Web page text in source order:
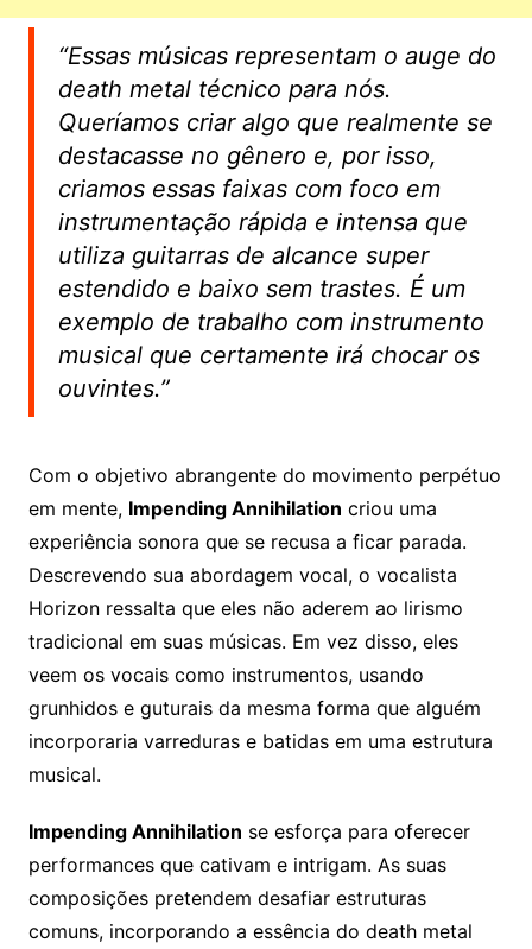
“Essas músicas representam o auge do
death metal técnico para nós.
Queríamos criar algo que realmente se
destacasse no gênero e, por isso,
criamos essas faixas com foco em
instrumentação rápida e intensa que
utiliza guitarras de alcance super
estendido e baixo sem trastes. É um
exemplo de trabalho com instrumento
musical que certamente irá chocar os
ouvintes.”
Com o objetivo abrangente do movimento perpétuo
em mente, Impending Annihilation criou uma
experiência sonora que se recusa a ficar parada.
Descrevendo sua abordagem vocal, o vocalista
Horizon ressalta que eles não aderem ao lirismo
tradicional em suas músicas. Em vez disso, eles
veem os vocais como instrumentos, usando
grunhidos e guturais da mesma forma que alguém
incorporaria varreduras e batidas em uma estrutura
musical.
Impending Annihilation se esforça para oferecer
performances que cativam e intrigam. As suas
composições pretendem desafiar estruturas
comuns, incorporando a essência do death metal